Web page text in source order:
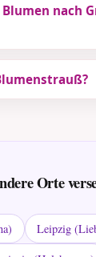
nach
Orte
Leipzig